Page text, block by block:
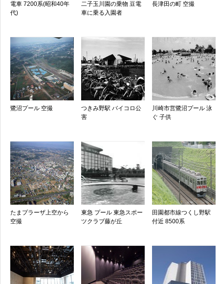
電車 7200系(昭和40年
代)
二子玉川園の乗物 豆電
車に乗る入園者
長津田の町 空撮
鷺沼プール 空撮
つきみ野駅 バイコロ公
害
川崎市営鷺沼プール 泳
ぐ 子供
たまプラーザ上空から
空撮
東急 プール 東急スポー
ツクラブ藤が丘
田園都市線つくし野駅
付近 8500系